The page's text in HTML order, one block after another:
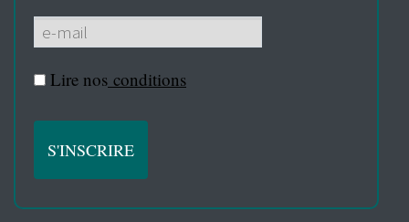
Lire nos conditions